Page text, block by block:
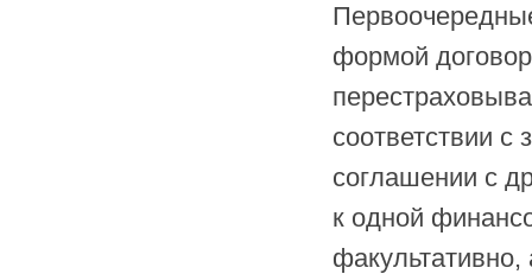
формой
соответствии с
соглашении с
к одной